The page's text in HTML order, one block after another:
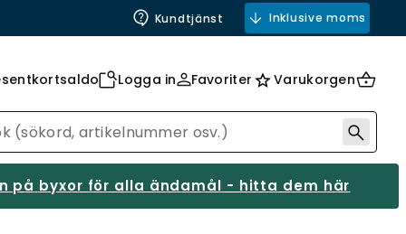
Kundtjänst Inklusive moms
Logga in Favoriter Varukorgen
på byxor för alla ändamål - hitta dem här